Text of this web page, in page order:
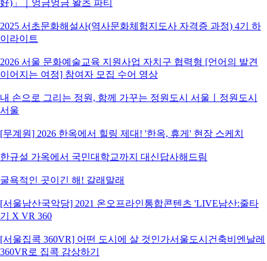
好)」｜엉금엉금 왈츠 파티
2025 서초문화해설사(역사문화체험지도사 자격증 과정) 4기 하
이라이트
2026 서울 문화예술교육 지원사업 자치구 협력형 [언어의 발견
이어지는 여정] 참여자 모집 수어 영상
내 손으로 그리는 정원, 함께 가꾸는 정원도시 서울ㅣ정원도시
서울
[무계원] 2026 한옥에서 힐링 제대! '한옥, 휴게' 현장 스케치
한규설 가옥에서 국민대학교까지 대신답사해드림
굴욕적인 곳이긴 해! 갈래말래
[서울남산국악당] 2021 온오프라인통합콘텐츠 'LIVE남산:줄타
기 X VR 360
[서울집콕 360VR] 어떤 도시에 살 것인가서울도시건축비엔날레
360VR로 집콕 감상하기